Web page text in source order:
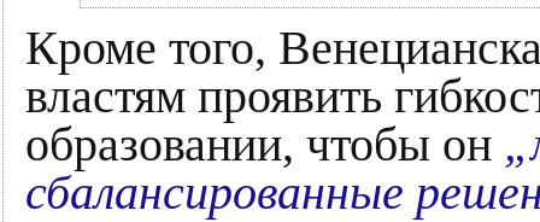
Кроме того,
властям проявить
образовании, чтобы он
сбалансированные